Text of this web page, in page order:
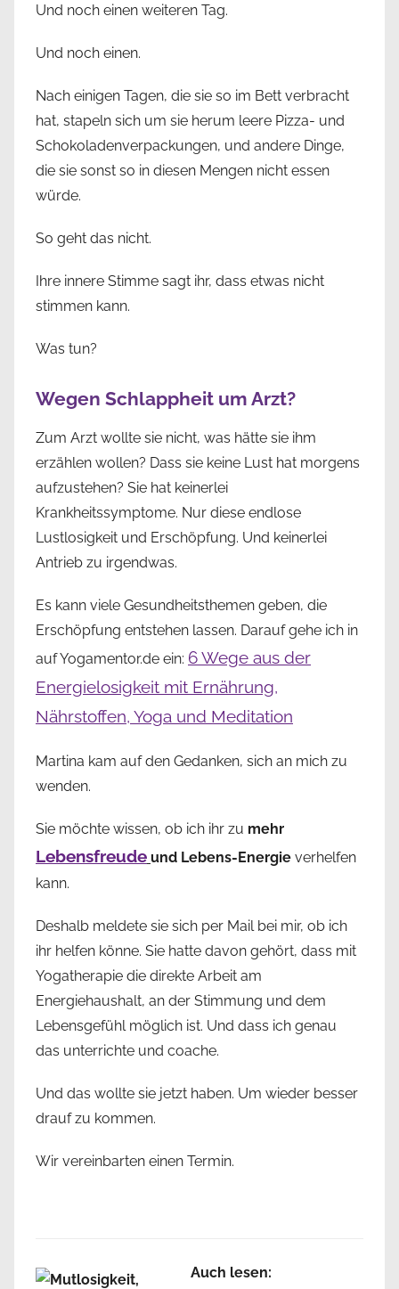
Und noch einen weiteren Tag.
Und noch einen.
Nach einigen Tagen, die sie so im Bett verbracht
hat, stapeln sich um sie herum leere Pizza- und
Schokoladenverpackungen, und andere Dinge,
die sie sonst so in diesen Mengen nicht essen
würde.
So geht das nicht.
Ihre innere Stimme sagt ihr, dass etwas nicht
stimmen kann.
Was tun?
Wegen Schlappheit um Arzt?
Zum Arzt wollte sie nicht, was hätte sie ihm
erzählen wollen? Dass sie keine Lust hat morgens
aufzustehen? Sie hat keinerlei
Krankheitssymptome. Nur diese endlose
Lustlosigkeit und Erschöpfung. Und keinerlei
Antrieb zu irgendwas.
Es kann viele Gesundheitsthemen geben, die
Erschöpfung entstehen lassen. Darauf gehe ich in
auf Yogamentor.de ein: 6 Wege aus der
Energielosigkeit mit Ernährung,
Nährstoffen, Yoga und Meditation
Martina kam auf den Gedanken, sich an mich zu
wenden.
Sie möchte wissen, ob ich ihr zu mehr
Lebensfreude und Lebens-Energie verhelfen
kann.
Deshalb meldete sie sich per Mail bei mir, ob ich
ihr helfen könne. Sie hatte davon gehört, dass mit
Yogatherapie die direkte Arbeit am
Energiehaushalt, an der Stimmung und dem
Lebensgefühl möglich ist. Und dass ich genau
das unterrichte und coache.
Und das wollte sie jetzt haben. Um wieder besser
drauf zu kommen.
Wir vereinbarten einen Termin.
Auch lesen: